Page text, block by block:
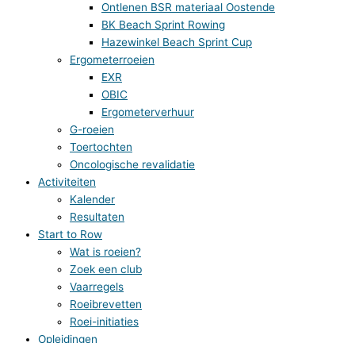
Ontlenen BSR materiaal Oostende
BK Beach Sprint Rowing
Hazewinkel Beach Sprint Cup
Ergometerroeien
EXR
OBIC
Ergometerverhuur
G-roeien
Toertochten
Oncologische revalidatie
Activiteiten
Kalender
Resultaten
Start to Row
Wat is roeien?
Zoek een club
Vaarregels
Roeibrevetten
Roei-initiaties
Opleidingen